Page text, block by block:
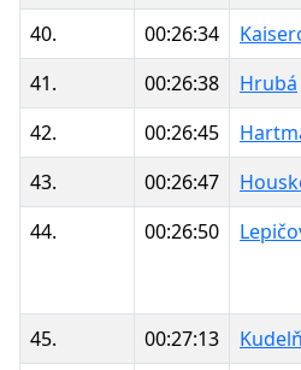
40. 00:26:34
41.
00:26:38 Hrubá
42.
00:26:45
43.
00:26:47
44.
00:26:50
45. 00:27:13